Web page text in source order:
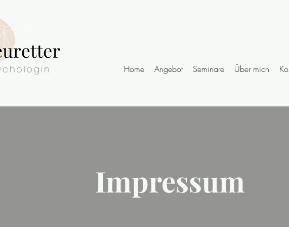
Home Angebot Seminare Über mich
Impressum